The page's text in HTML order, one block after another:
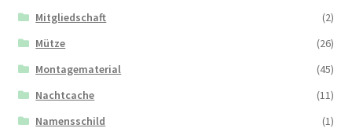
Mitgliedschaft
(2)
Mütze
(26)
Montagematerial
(45)
Nachtcache
(11)
Namensschild
(1)